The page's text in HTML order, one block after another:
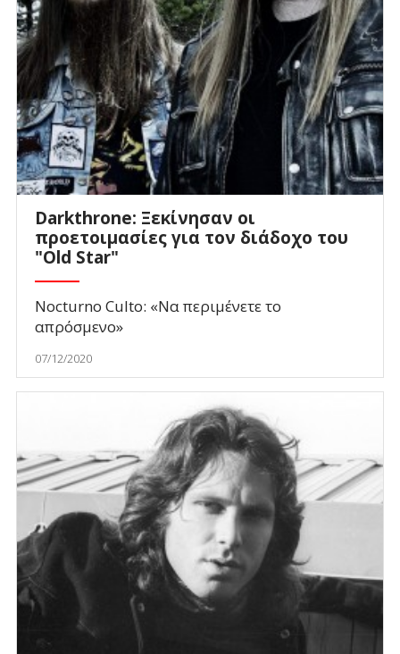
Darkthrone: Ξεκίνησαν οι
προετοιμασίες για τον διάδοχο του
"Old Star"
Nocturno Culto: «Να περιμένετε το
απρόσμενο»
07/12/2020